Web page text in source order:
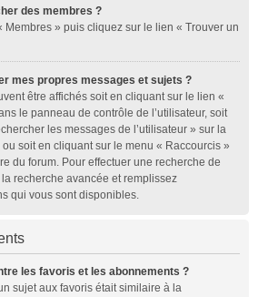
des membres ?
Membres » puis cliquez sur le lien « Trouver un
mes propres messages et sujets ?
être affichés soit en cliquant sur le lien «
le panneau de contrôle de l’utilisateur, soit
les messages de l’utilisateur » sur la
soit en cliquant sur le menu « Raccourcis »
du forum. Pour effectuer une recherche de
recherche avancée et remplissez
qui vous sont disponibles.
les favoris et les abonnements ?
sujet aux favoris était similaire à la